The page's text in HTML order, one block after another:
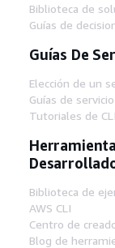
Biblioteca de
Guías de
Guías De
Elección de un
Guías de
Tutoriales de
Biblioteca de
AWS CLI
Centro de
Blog de